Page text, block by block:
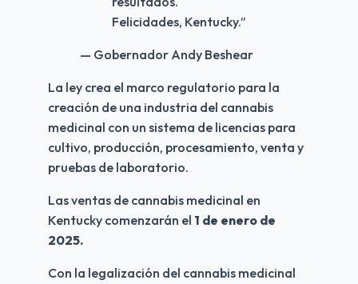
Felicidades, Kentucky.”
— Gobernador Andy Beshear
La ley crea el marco regulatorio para la
creación de una industria del cannabis
medicinal con un sistema de licencias para
cultivo, producción, procesamiento, venta y
pruebas de laboratorio.
Las ventas de cannabis medicinal en
Kentucky comenzarán el 1 de enero de
2025.
Con la legalización del cannabis medicinal